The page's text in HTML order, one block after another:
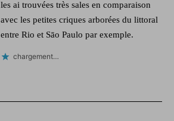
les ai trouvées très sales en comparaison
avec les petites criques arborées du littoral
entre Rio et Sāo Paulo par exemple.
chargement…